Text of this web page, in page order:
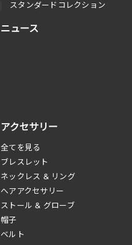
スタンダードコレクション
ニュース
アクセサリー
全てを見る
ブレスレット
ネックレス & リング
へアアクセサリー
ストール & グローブ
帽子
ベルト